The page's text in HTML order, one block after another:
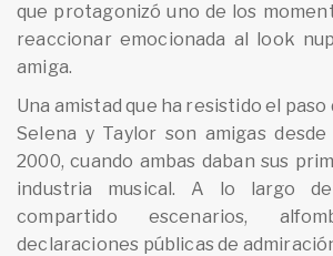
que protagonizó uno de los
reaccionar emocionada al look
amiga.
Una amistad que ha resistido el
Selena y Taylor son amigas
2000, cuando ambas daban sus
industria musical. A lo largo
compartido escenarios,
declaraciones públicas de